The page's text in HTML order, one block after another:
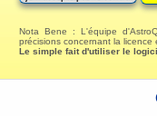
Nota Bene : L'équipe
précisions concernant la licence
Le simple fait d'utiliser le